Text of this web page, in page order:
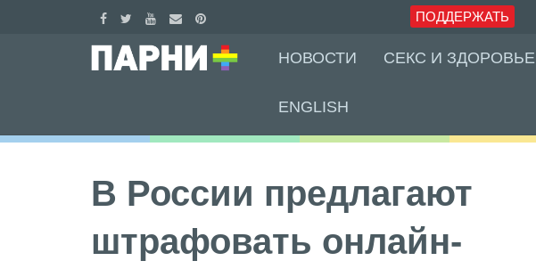
ПОДДЕРЖАТЬ
НОВОСТИ СЕКС И ЗДОРОВЬЕ
ENGLISH
В России предлагают
штрафовать онлайн-